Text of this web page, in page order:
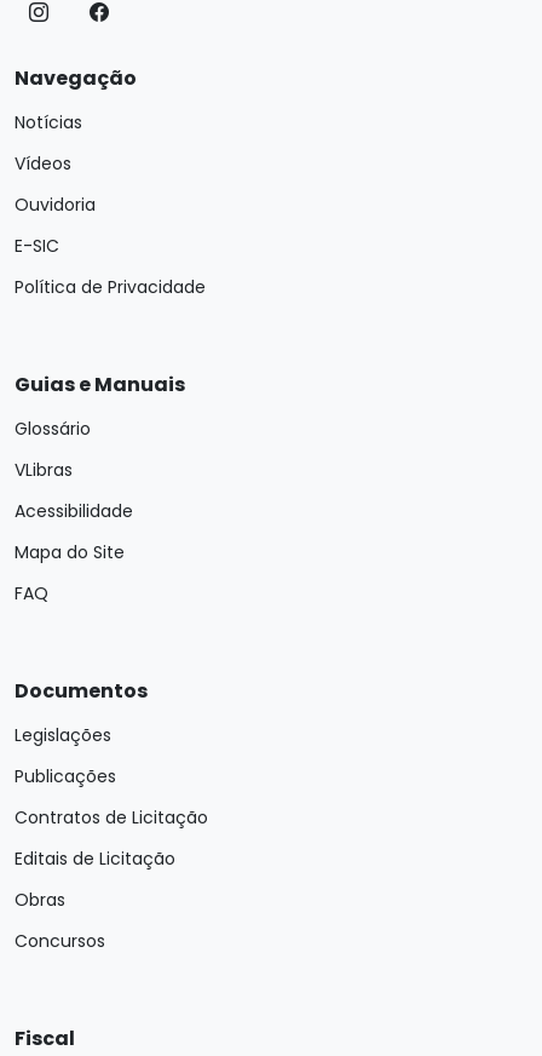
Navegação
Notícias
Vídeos
Ouvidoria
E-SIC
Política de Privacidade
Guias e Manuais
Glossário
VLibras
Acessibilidade
Mapa do Site
FAQ
Documentos
Legislações
Publicações
Contratos de Licitação
Editais de Licitação
Obras
Concursos
Fiscal